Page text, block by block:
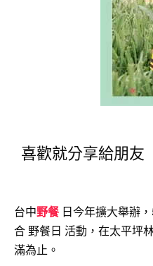
喜歡就分享給朋友
台中野餐日今年擴大舉辦
合 野餐日 活動，在太平坪
滿為止。